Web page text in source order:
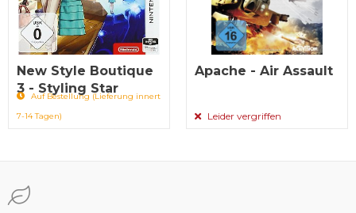
New Style Boutique
3 - Styling Star
Auf Bestellung (Lieferung innert
7-14 Tagen)
Apache - Air Assault
Leider vergriffen